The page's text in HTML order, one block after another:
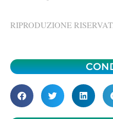
RIPRODUZIONE